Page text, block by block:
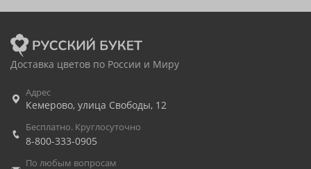
Доставка цветов по России и Миру
Адрес
Кемерово, улица Свободы, 12
Бесплатно. Круглосуточно
8-800-333-0905
По любым вопросам